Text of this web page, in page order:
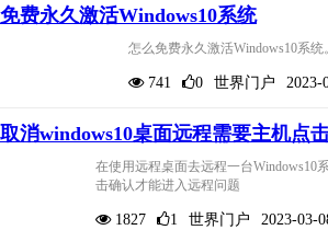
免费永久激活Windows10系统
怎么免费永久激活Windows10系统。
741 0 世界门户 2023-
取消windows10桌面远程需要主机点
在使用远程桌面去远程一台Windows10
击确认才能进入远程问题
1827 1 世界门户 2023-03-